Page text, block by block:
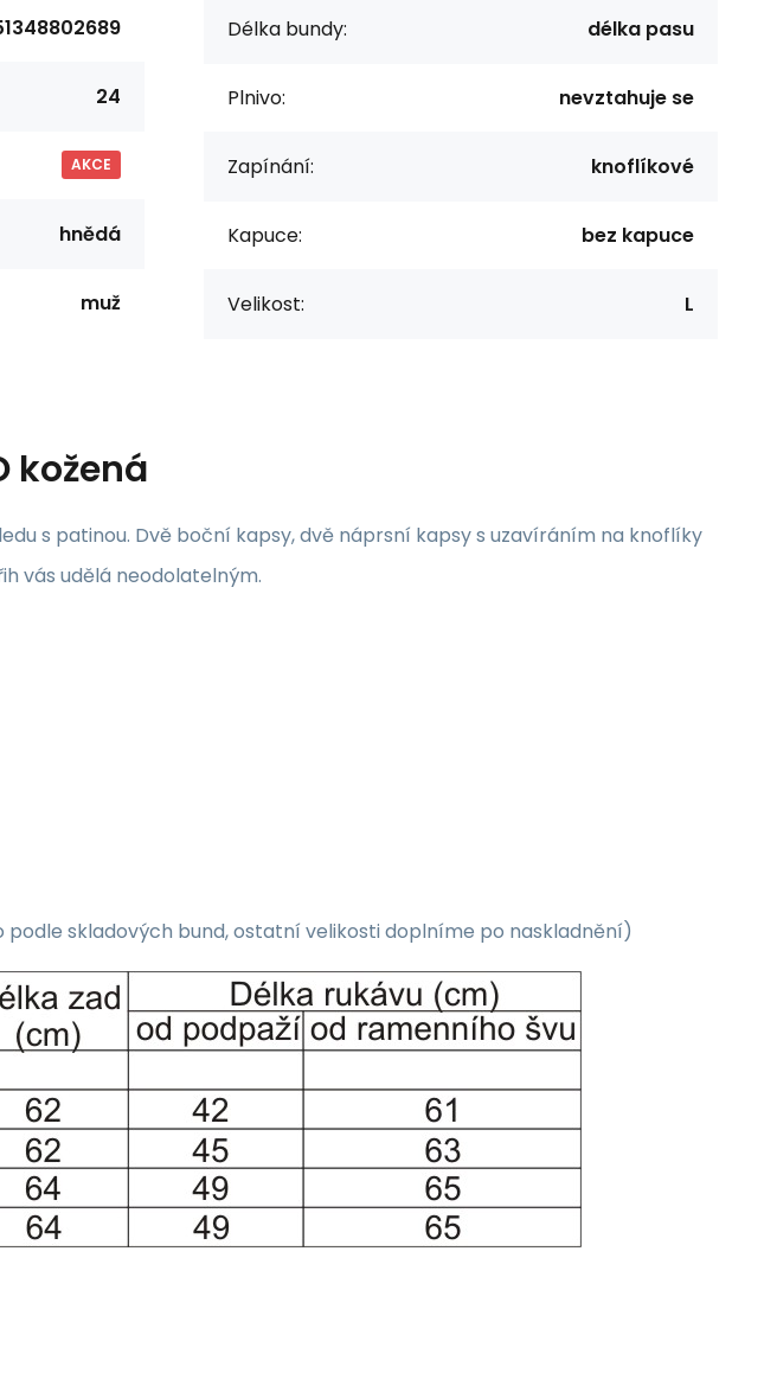
24
AKCE
hnědá
muž
Délka bundy: délka pasu
Plnivo: nevztahuje se
Zapínání: knoflíkové
Kapuce: bez kapuce
Velikost: L
kožená
s patinou. Dvě boční kapsy, dvě náprsní kapsy s uzavíráním na knoflíky
vás udělá neodolatelným.
skladových bund, ostatní velikosti doplníme po naskladnění)